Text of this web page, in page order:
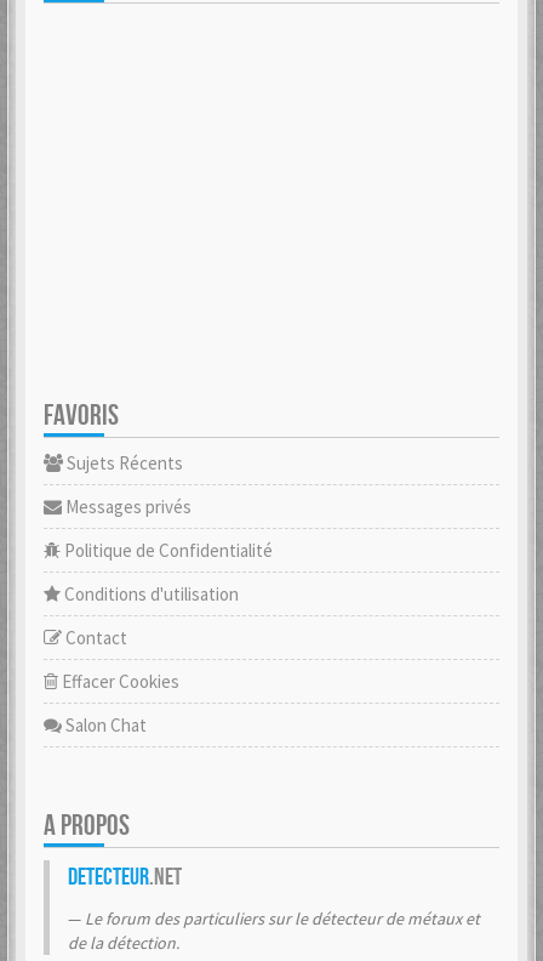
FAVORIS
Sujets Récents
Messages privés
Politique de Confidentialité
Conditions d'utilisation
Contact
Effacer Cookies
Salon Chat
A PROPOS
Detecteur.net
Le forum des particuliers sur le détecteur de métaux et
de la détection.